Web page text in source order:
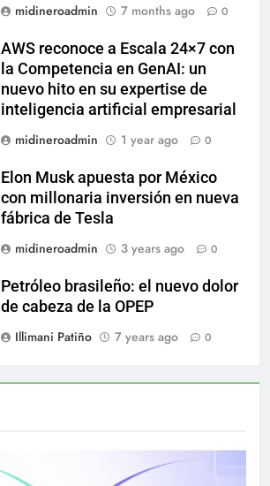
midineroadmin
7 months ago 0
AWS reconoce a Escala 24×7 con
la Competencia en GenAI: un
nuevo hito en su expertise de
inteligencia artificial empresarial
midineroadmin
1 year ago 0
Elon Musk apuesta por México
con millonaria inversión en nueva
fábrica de Tesla
midineroadmin
3 years ago 0
Petróleo brasileño: el nuevo dolor
de cabeza de la OPEP
Illimani Patiño
7 years ago 0